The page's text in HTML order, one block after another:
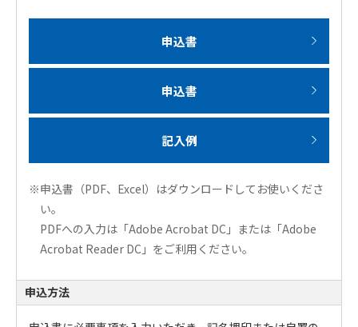
申込書
申込書
記入例
※申込書（PDF、Excel）はダウンロードしてお使いくださ
い。
PDFへの入力は「Adobe Acrobat DC」または「Adobe
Acrobat Reader DC」をご利用ください。
申込方法